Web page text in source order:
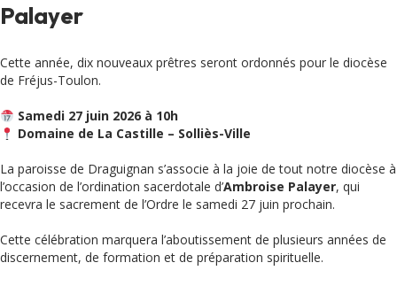
Palayer
Cette année, dix nouveaux prêtres seront ordonnés pour le diocèse
de Fréjus-Toulon.
Samedi 27 juin 2026 à 10h
Domaine de La Castille – Solliès-Ville
La paroisse de Draguignan s’associe à la joie de tout notre diocèse à
l’occasion de l’ordination sacerdotale d’Ambroise Palayer, qui
recevra le sacrement de l’Ordre le samedi 27 juin prochain.
Cette célébration marquera l’aboutissement de plusieurs années de
discernement, de formation et de préparation spirituelle.